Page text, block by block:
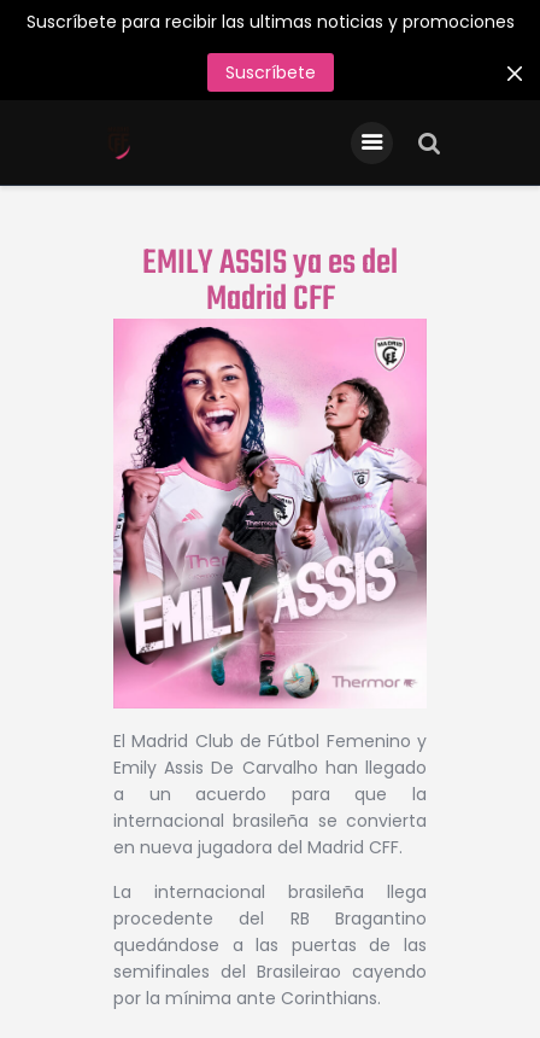
Suscríbete para recibir las ultimas noticias y promociones
Suscríbete
INICIO
Entradas/Abonos
Primer Equipo
¡Juega en el Madrid CFF
26/27!
Acreditaciones de Prensa
Contacto
EMILY ASSIS ya es del
Madrid CFF
El Madrid Club de Fútbol Femenino y
Emily Assis De Carvalho han llegado
a un acuerdo para que la
internacional brasileña se convierta
en nueva jugadora del Madrid CFF.
La internacional brasileña llega
procedente del RB Bragantino
quedándose a las puertas de las
semifinales del Brasileirao cayendo
por la mínima ante Corinthians.